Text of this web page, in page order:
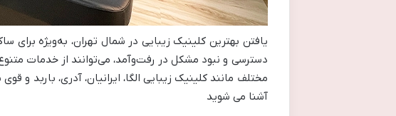
یافتن بهترین کلینیک زیبایی در شمال تهران، به‌ویژه برای
دسترسی و نبود مشکل در رفت‌وآمد، می‌توانند از خدمات
مختلف مانند کلینیک زیبایی الگا، ایرانیان، آدری،
آشنا می شوید